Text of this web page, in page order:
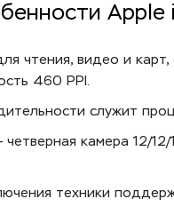
Apple
чтения, видео и
460 PPI.
служит
четверная камера 12/
техники